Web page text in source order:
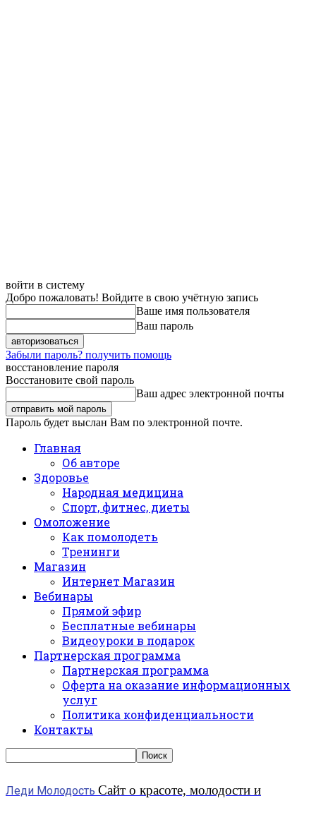
войти в систему
Добро пожаловать! Войдите в свою учётную запись
Ваше имя пользователя
Ваш пароль
Забыли пароль? получить помощь
восстановление пароля
Восстановите свой пароль
Ваш адрес электронной почты
Пароль будет выслан Вам по электронной почте.
Главная
Об авторе
Здоровье
Народная медицина
Спорт, фитнес, диеты
Омоложение
Как помолодеть
Тренинги
Магазин
Интернет Магазин
Вебинары
Прямой эфир
Бесплатные вебинары
Видеоуроки в подарок
Партнерская программа
Партнерская программа
Оферта на оказание информационных
услуг
Политика конфиденциальности
Контакты
Леди Молодость Сайт о красоте, молодости и